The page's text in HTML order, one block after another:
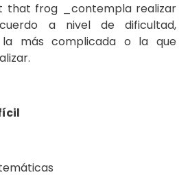
that frog _contempla realizar
a nivel de dificultad,
la más complicada o la que